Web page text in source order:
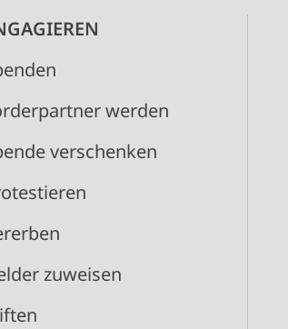
werden
verschenken
zuweisen